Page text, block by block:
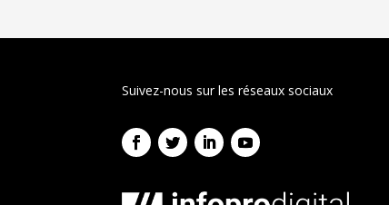
Suivez-nous sur les réseaux sociaux